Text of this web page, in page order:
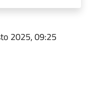
2025, 09:25